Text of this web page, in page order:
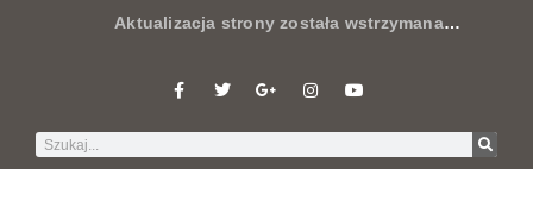
Aktualizacja strony została wstrzymana…